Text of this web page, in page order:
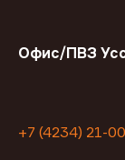
Офис/ПВЗ
+7 (4234) 21-